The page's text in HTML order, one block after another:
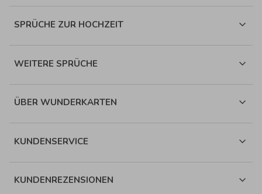
SPRÜCHE ZUR HOCHZEIT
WEITERE SPRÜCHE
ÜBER WUNDERKARTEN
KUNDENSERVICE
KUNDENREZENSIONEN